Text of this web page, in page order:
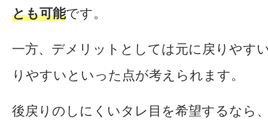
とも可能です。
一方、デメリットとしては元に戻りやす
りやすいといった点が考えられます。
後戻りのしにくいタレ目を希望するなら